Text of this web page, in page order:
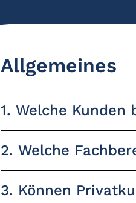
Allgemeines
1. Welche
2. Welche
3. Können